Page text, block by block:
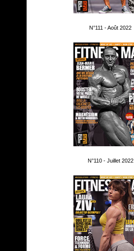
N°111 - Août 2022
N°110 - Juillet 2022